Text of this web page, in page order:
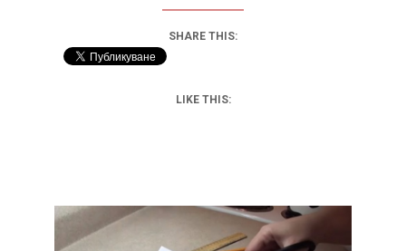
SHARE THIS:
LIKE THIS: